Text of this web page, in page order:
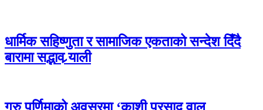
धार्मिक सहिष्णुता र सामाजिक एकताको सन्देश दिँदै
बारामा सद्भाव र्‍याली
गुरु पूर्णिमाको अवसरमा ‘काशी प्रसाद वाल